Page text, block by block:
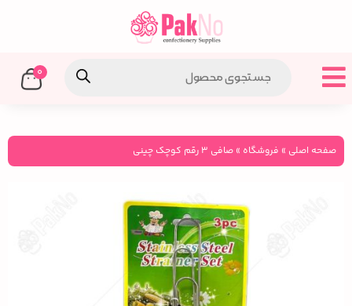
0
صفحه اصلی » فروشگاه » صافی ۳ رقم کوچک چینی